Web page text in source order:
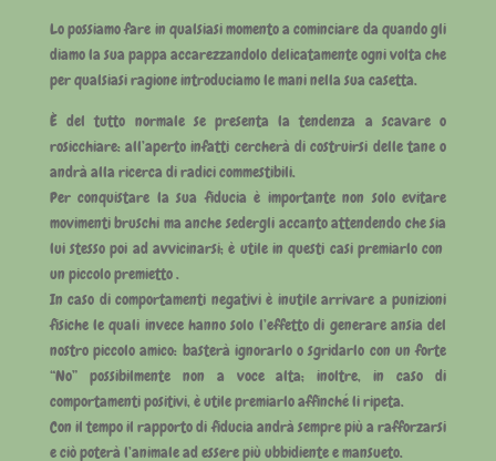
Lo possiamo fare in qualsiasi momento a cominciare da quando gli
diamo la sua pappa accarezzandolo delicatamente ogni volta che
per qualsiasi ragione introduciamo le mani nella sua casetta.
È del tutto normale se presenta la tendenza a scavare o
rosicchiare: all’aperto infatti cercherà di costruirsi delle tane o
andrà alla ricerca di radici commestibili.
Per conquistare la sua fiducia è importante non solo evitare
movimenti bruschi ma anche sedergli accanto attendendo che sia
lui stesso poi ad avvicinarsi; è utile in questi casi premiarlo con
un piccolo premietto .
In caso di comportamenti negativi è inutile arrivare a punizioni
fisiche le quali invece hanno solo l’effetto di generare ansia del
nostro piccolo amico: basterà ignorarlo o sgridarlo con un forte
“No” possibilmente non a voce alta; inoltre, in caso di
comportamenti positivi, è utile premiarlo affinché li ripeta.
Con il tempo il rapporto di fiducia andrà sempre più a rafforzarsi
e ciò poterà l’animale ad essere più ubbidiente e mansueto.